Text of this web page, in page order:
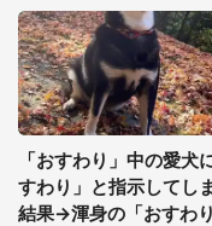
「おすわり」中の愛犬
すわり」と指示してし
結果→渾身の「おすわ